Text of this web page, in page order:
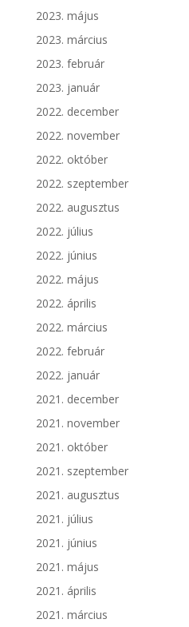
2023. május
2023. március
2023. február
2023. január
2022. december
2022. november
2022. október
2022. szeptember
2022. augusztus
2022. július
2022. június
2022. május
2022. április
2022. március
2022. február
2022. január
2021. december
2021. november
2021. október
2021. szeptember
2021. augusztus
2021. július
2021. június
2021. május
2021. április
2021. március